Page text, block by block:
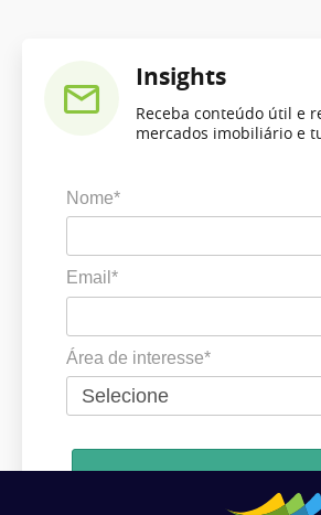
Insights
Receba conteúdo útil e
mercados imobiliário e
Nome*
Email*
Área de interesse*